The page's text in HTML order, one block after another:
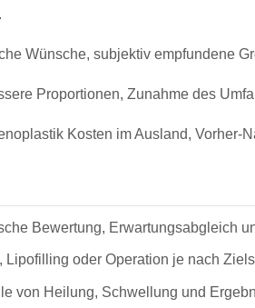
Wünsche, subjektiv empfundene
Proportionen, Zunahme des
Kosten im Ausland,
Bewertung, Erwartungsabgleich
Lipofilling oder Operation je nach
von Heilung, Schwellung und